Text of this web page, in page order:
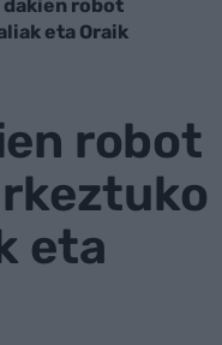
dakien robot
eta Oraik
robot
eta